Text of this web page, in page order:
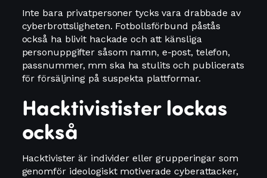
Inte bara privatpersoner tycks vara drabbade av
cyberbrottsligheten. Fotbollsförbund påstås
också ha blivit hackade och att känsliga
personuppgifter såsom namn, e-post, telefon,
passnummer, mm ska ha stulits och publicerats
för försäljning på suspekta plattformar.
Hacktivistister lockas
också
Hacktivister är individer eller grupperingar som
genomför ideologiskt motiverade cyberattacker,